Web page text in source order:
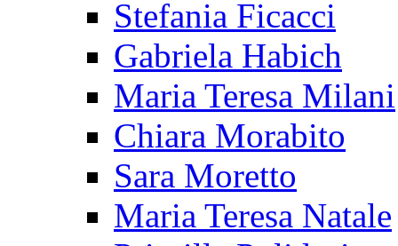
Stefania Ficacci
Gabriela Habich
Maria Teresa Milani
Chiara Morabito
Sara Moretto
Maria Teresa Natale